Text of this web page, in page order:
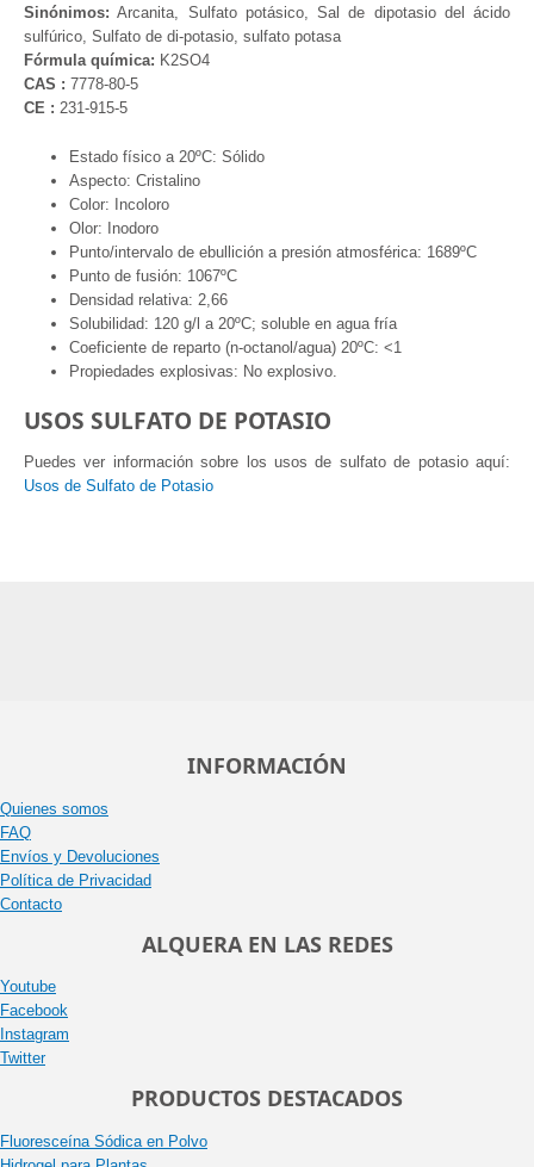
Sinónimos: Arcanita, Sulfato potásico, Sal de dipotasio del ácido
sulfúrico, Sulfato de di-potasio, sulfato potasa
Fórmula química: K2SO4
CAS : 7778-80-5
CE : 231-915-5
Estado físico a 20ºC: Sólido
Aspecto: Cristalino
Color: Incoloro
Olor: Inodoro
Punto/intervalo de ebullición a presión atmosférica: 1689ºC
Punto de fusión: 1067ºC
Densidad relativa: 2,66
Solubilidad: 120 g/l a 20ºC; soluble en agua fría
Coeficiente de reparto (n-octanol/agua) 20ºC: <1
Propiedades explosivas: No explosivo.
USOS SULFATO DE POTASIO
Puedes ver información sobre los usos de sulfato de potasio aquí:
Usos de Sulfato de Potasio
INFORMACIÓN
Quienes somos
FAQ
Envíos y Devoluciones
Política de Privacidad
Contacto
ALQUERA EN LAS REDES
Youtube
Facebook
Instagram
Twitter
PRODUCTOS DESTACADOS
Fluoresceína Sódica en Polvo